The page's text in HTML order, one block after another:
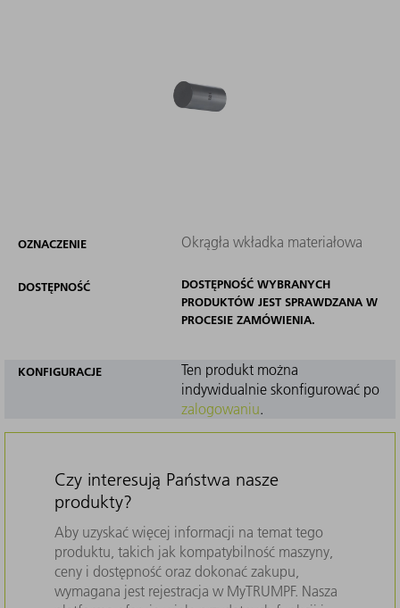
OZNACZENIE Okrągła wkładka materiałowa
DOSTĘPNOŚĆ
DOSTĘPNOŚĆ WYBRANYCH
PRODUKTÓW JEST SPRAWDZANA W
PROCESIE ZAMÓWIENIA.
KONFIGURACJE
Ten produkt można
indywidualnie skonfigurować po
zalogowaniu.
Czy interesują Państwa nasze
produkty?
Aby uzyskać więcej informacji na temat tego
produktu, takich jak kompatybilność maszyny,
ceny i dostępność oraz dokonać zakupu,
wymagana jest rejestracja w MyTRUMPF. Nasza